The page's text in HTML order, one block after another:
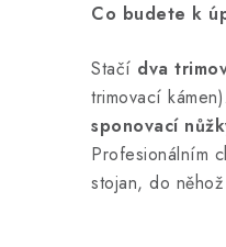
Co budete k
Stačí dva
trimovací
sponovací
Profesionálním
stojan, do